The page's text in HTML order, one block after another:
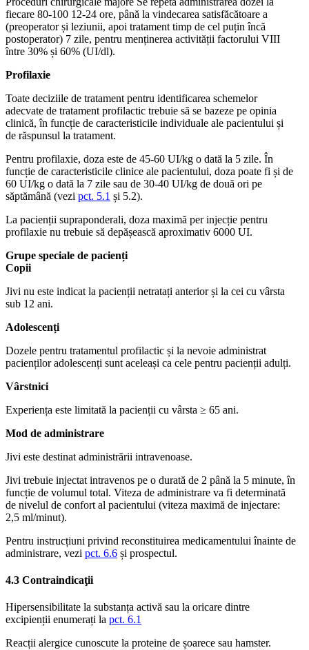
fiecare 80-100 12-24 ore, până la vindecarea satisfăcătoare a
(preoperator și leziunii, apoi tratament timp de cel puțin încă
postoperator) 7 zile, pentru menținerea activității factorului VIII
între 30% și 60% (UI/dl).
Profilaxie
Toate deciziile de tratament pentru identificarea schemelor
adecvate de tratament profilactic trebuie să se bazeze pe opinia
clinică, în funcție de caracteristicile individuale ale pacientului și
de răspunsul la tratament.
Pentru profilaxie, doza este de 45-60 UI/kg o dată la 5 zile. În
funcție de caracteristicile clinice ale pacientului, doza poate fi și de
60 UI/kg o dată la 7 zile sau de 30-40 UI/kg de două ori pe
săptămână (vezi pct. 5.1 și 5.2).
La pacienții supraponderali, doza maximă per injecție pentru
profilaxie nu trebuie să depășească aproximativ 6000 UI.
Grupe speciale de pacienți
Copii
Jivi nu este indicat la pacienții netratați anterior și la cei cu vârsta
sub 12 ani.
Adolescenți
Dozele pentru tratamentul profilactic și la nevoie administrat
pacienților adolescenți sunt aceleași ca cele pentru pacienții adulți.
Vârstnici
Experiența este limitată la pacienții cu vârsta ≥ 65 ani.
Mod de administrare
Jivi este destinat administrării intravenoase.
Jivi trebuie injectat intravenos pe o durată de 2 până la 5 minute, în
funcție de volumul total. Viteza de administrare va fi determinată
de nivelul de confort al pacientului (viteza maximă de injectare:
2,5 ml/minut).
Pentru instrucțiuni privind reconstituirea medicamentului înainte de
administrare, vezi pct. 6.6 și prospectul.
4.3 Contraindicaţii
Hipersensibilitate la substanța activă sau la oricare dintre
excipienții enumerați la pct. 6.1
Reacții alergice cunoscute la proteine de șoarece sau hamster.